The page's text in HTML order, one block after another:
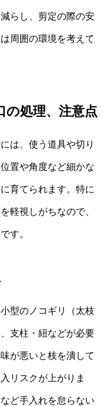
らし、剪定の際の安
周囲の環境を考えて
の処理、注意点
は、使う道具や切り
置や角度など細かな
育てられます。特に
軽視しがちなので、
す。
型のノコギリ（太枝
支柱・紐などが必要
が悪いと枝を潰して
リスクが上がりま
ど手入れを怠らない